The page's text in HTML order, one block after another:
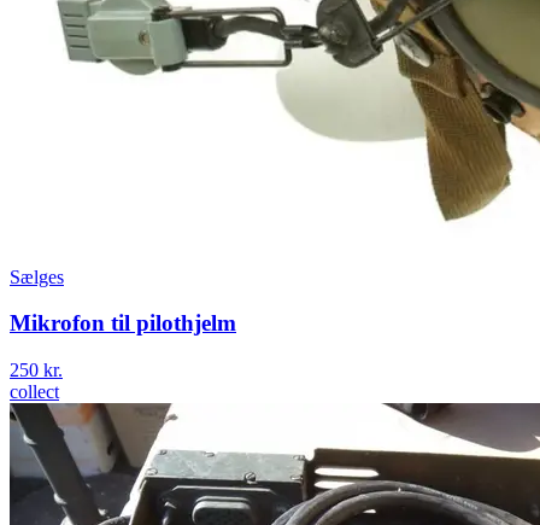
Sælges
Mikrofon til pilothjelm
250 kr.
collect